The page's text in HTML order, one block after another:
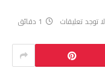
لا توجد تعليقات 1 دقائق